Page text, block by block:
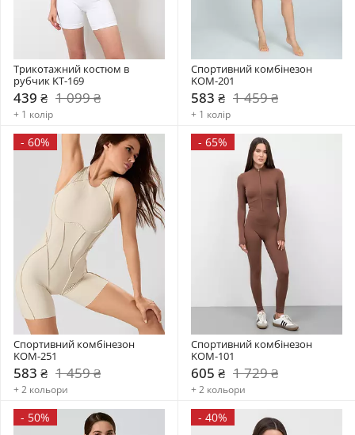
Трикотажний костюм в
рубчик KT-169
439 ₴ 1 099 ₴
+ 1 колір
Спортивний комбінезон
KOM-201
583 ₴ 1 459 ₴
+ 1 колір
- 60%
Спортивний комбінезон
KOM-251
583 ₴ 1 459 ₴
+ 2 кольори
- 65%
Спортивний комбінезон
KOM-101
605 ₴ 1 729 ₴
+ 2 кольори
- 50% - 40%